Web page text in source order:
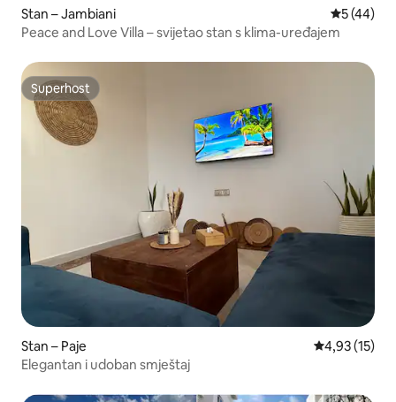
Stan – Jambiani Prosječna
5 (44)
Peace and Love Villa – svijetao stan s klima-uređajem
Superhost
Superhost
Stan – Paje Prosječna
4,93 (15)
Elegantan i udoban smještaj